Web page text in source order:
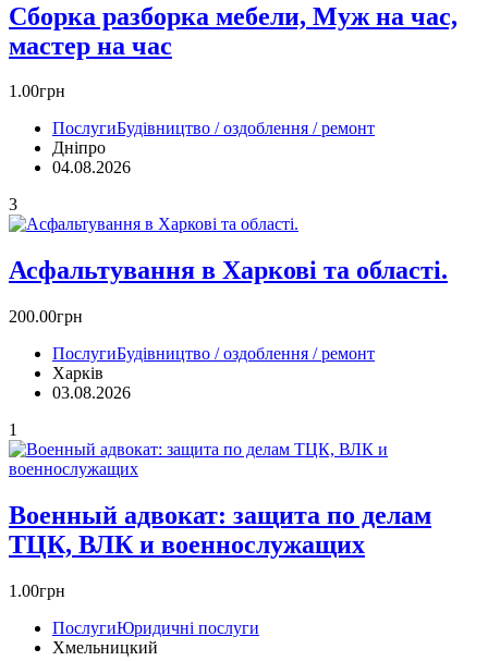
Сборка разборка мебели, Муж на час,
мастер на час
1.00грн
ПослугиБудівництво / оздоблення / ремонт
Дніпро
04.08.2026
3
Асфальтування в Харкові та області.
200.00грн
ПослугиБудівництво / оздоблення / ремонт
Харків
03.08.2026
1
Военный адвокат: защита по делам
ТЦК, ВЛК и военнослужащих
1.00грн
ПослугиЮридичні послуги
Хмельницкий